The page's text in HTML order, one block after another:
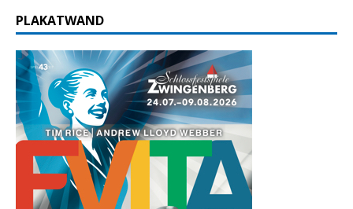
PLAKATWAND